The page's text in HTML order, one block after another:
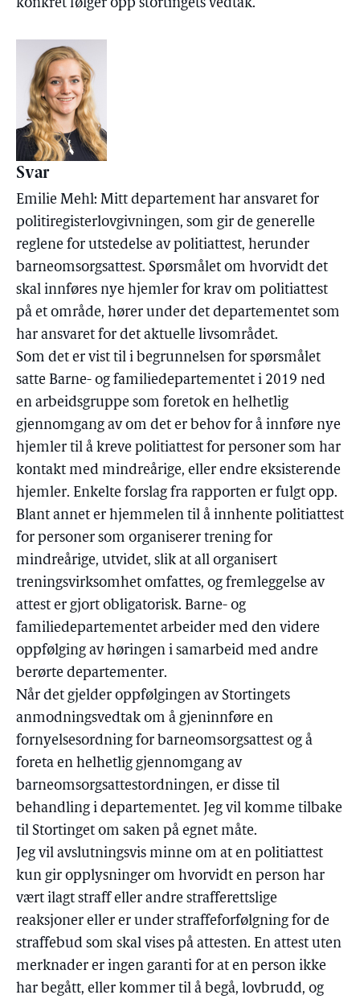
konkret følger opp stortingets vedtak.
Svar
Emilie Mehl: Mitt departement har ansvaret for
politiregisterlovgivningen, som gir de generelle
reglene for utstedelse av politiattest, herunder
barneomsorgsattest. Spørsmålet om hvorvidt det
skal innføres nye hjemler for krav om politiattest
på et område, hører under det departementet som
har ansvaret for det aktuelle livsområdet.
Som det er vist til i begrunnelsen for spørsmålet
satte Barne- og familiedepartementet i 2019 ned
en arbeidsgruppe som foretok en helhetlig
gjennomgang av om det er behov for å innføre nye
hjemler til å kreve politiattest for personer som har
kontakt med mindreårige, eller endre eksisterende
hjemler. Enkelte forslag fra rapporten er fulgt opp.
Blant annet er hjemmelen til å innhente politiattest
for personer som organiserer trening for
mindreårige, utvidet, slik at all organisert
treningsvirksomhet omfattes, og fremleggelse av
attest er gjort obligatorisk. Barne- og
familiedepartementet arbeider med den videre
oppfølging av høringen i samarbeid med andre
berørte departementer.
Når det gjelder oppfølgingen av Stortingets
anmodningsvedtak om å gjeninnføre en
fornyelsesordning for barneomsorgsattest og å
foreta en helhetlig gjennomgang av
barneomsorgsattestordningen, er disse til
behandling i departementet. Jeg vil komme tilbake
til Stortinget om saken på egnet måte.
Jeg vil avslutningsvis minne om at en politiattest
kun gir opplysninger om hvorvidt en person har
vært ilagt straff eller andre strafferettslige
reaksjoner eller er under straffeforfølgning for de
straffebud som skal vises på attesten. En attest uten
merknader er ingen garanti for at en person ikke
har begått, eller kommer til å begå, lovbrudd, og